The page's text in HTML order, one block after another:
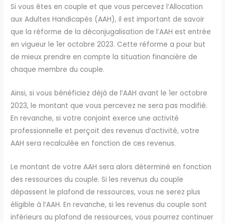
Si vous êtes en couple et que vous percevez l’Allocation
aux Adultes Handicapés (AAH), il est important de savoir
que la réforme de la déconjugalisation de l’AAH est entrée
en vigueur le 1er octobre 2023. Cette réforme a pour but
de mieux prendre en compte la situation financière de
chaque membre du couple.
Ainsi, si vous bénéficiez déjà de l’AAH avant le 1er octobre
2023, le montant que vous percevez ne sera pas modifié.
En revanche, si votre conjoint exerce une activité
professionnelle et perçoit des revenus d’activité, votre
AAH sera recalculée en fonction de ces revenus.
Le montant de votre AAH sera alors déterminé en fonction
des ressources du couple. Si les revenus du couple
dépassent le plafond de ressources, vous ne serez plus
éligible à l’AAH. En revanche, si les revenus du couple sont
inférieurs au plafond de ressources, vous pourrez continuer